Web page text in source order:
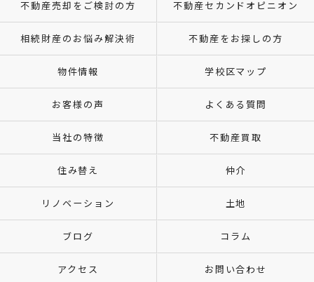
不動産売却をご検討の方 不動産セカンドオピニオン
相続財産のお悩み解決術 不動産をお探しの方
物件情報 学校区マップ
お客様の声 よくある質問
当社の特徴 不動産買取
住み替え 仲介
リノベーション 土地
ブログ コラム
アクセス お問い合わせ